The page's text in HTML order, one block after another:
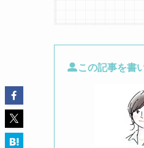
この記事を書